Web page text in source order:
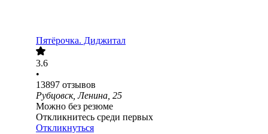
Пятёрочка. Диджитал
3.6
•
13897 отзывов
Рубцовск, Ленина, 25
Можно без резюме
Откликнитесь среди первых
Откликнуться